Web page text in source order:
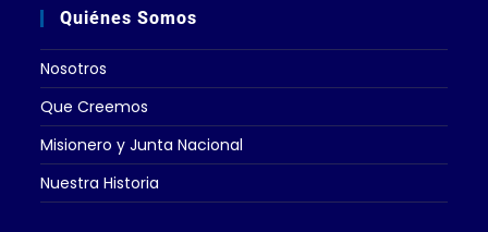
Quiénes Somos
Nosotros
Que Creemos
Misionero y Junta Nacional
Nuestra Historia